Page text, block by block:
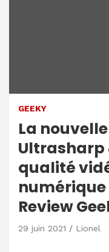
GEEKY
La
Ultrasharp
qualité
numérique
Review
29 juin 2021 Lionel